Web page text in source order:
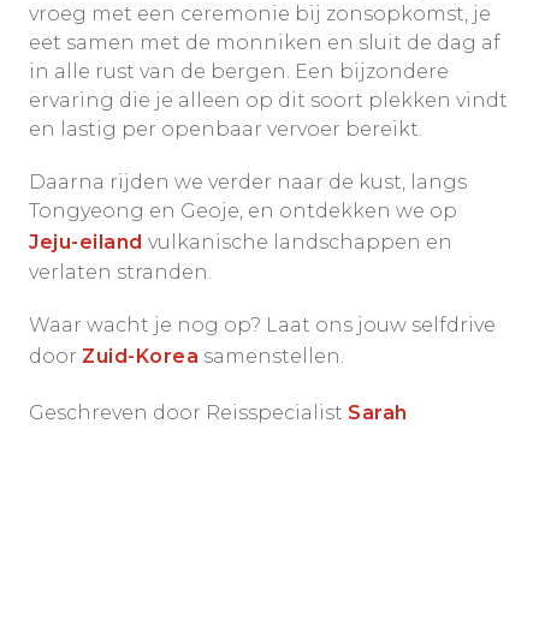
vroeg met een ceremonie bij zonsopkomst, je
eet samen met de monniken en sluit de dag af
in alle rust van de bergen. Een bijzondere
ervaring die je alleen op dit soort plekken vindt
en lastig per openbaar vervoer bereikt.
Daarna rijden we verder naar de kust, langs
Tongyeong en Geoje, en ontdekken we op
Jeju-eiland vulkanische landschappen en
verlaten stranden.
Waar wacht je nog op? Laat ons jouw selfdrive
door Zuid-Korea samenstellen.
Geschreven door Reisspecialist Sarah